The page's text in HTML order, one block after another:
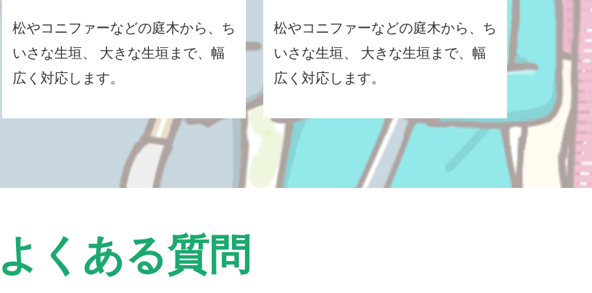
松やコニファーなどの庭木から、ち
いさな生垣、 大きな生垣まで、幅
広く対応します。
松やコニファーなどの庭木から、ち
いさな生垣、 大きな生垣まで、幅
広く対応します。
よくある質問